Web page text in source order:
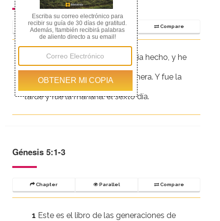
Chapter Parallel Compare
Y vio Dios todo lo que había hecho, y he
aquí que era bueno en gran manera. Y fue la
tarde y fue la mañana: el sexto día.
Génesis 5:1-3
Chapter Parallel Compare
1 Este es el libro de las generaciones de